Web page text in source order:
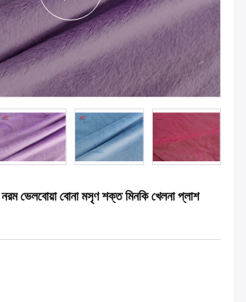
ভেলবোয়া বোনা মসৃণ শক্ত মিনকি খেলনা প্লাশ